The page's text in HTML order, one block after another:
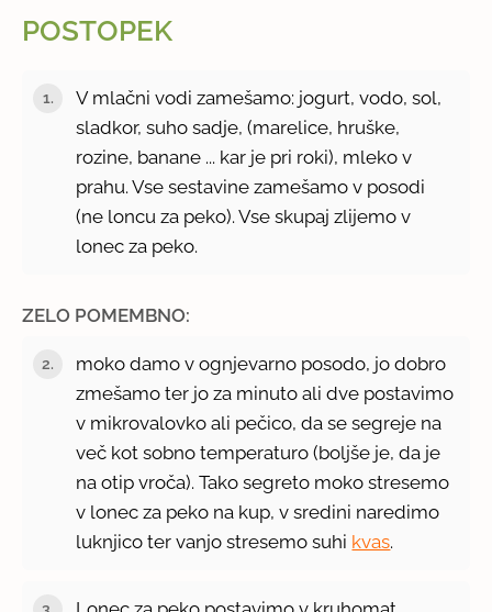
POSTOPEK
V mlačni vodi zamešamo: jogurt, vodo, sol,
sladkor, suho sadje, (marelice, hruške,
rozine, banane ... kar je pri roki), mleko v
prahu. Vse sestavine zamešamo v posodi
(ne loncu za peko). Vse skupaj zlijemo v
lonec za peko.
ZELO POMEMBNO:
moko damo v ognjevarno posodo, jo dobro
zmešamo ter jo za minuto ali dve postavimo
v mikrovalovko ali pečico, da se segreje na
več kot sobno temperaturo (boljše je, da je
na otip vroča). Tako segreto moko stresemo
v lonec za peko na kup, v sredini naredimo
luknjico ter vanjo stresemo suhi kvas.